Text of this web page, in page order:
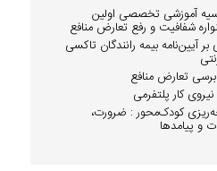
آموزشی تخصصی اولین
شفافیت و رفع تعارض منافع
بر آیین‌نامه بیمه رانندگان تاکسی
تعارض منافع
کار پلتفرمی
کودک‌محور : ضرورت،
و پیامدها